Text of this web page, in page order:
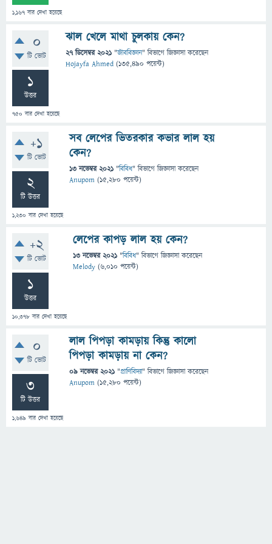
1,167 বার দেখা হয়েছে
0
টি ভোট
1
উত্তর
750 বার দেখা হয়েছে
ঝাল খেলে মাথা চুলকায় কেন?
27 ডিসেম্বর 2021 "জীববিজ্ঞান" বিভাগে জিজ্ঞাসাকরেছেন
Hojayfa Ahmed (135,490 পয়েন্ট)
+1
টি ভোট
2
টি উত্তর
1,230 বার দেখা হয়েছে
সব লেপের ভিতরকার কভার লাল হয়
কেন?
13 নভেম্বর 2021 "বিবিধ" বিভাগে জিজ্ঞাসাকরেছেন
Anupom (15,280 পয়েন্ট)
+2
টি ভোট
1
উত্তর
10,378 বার দেখা হয়েছে
লেপের কাপড় লাল হয় কেন?
13 নভেম্বর 2021 "বিবিধ" বিভাগে জিজ্ঞাসাকরেছেন
Melody (6,010 পয়েন্ট)
0
টি ভোট
3
টি উত্তর
1,649 বার দেখা হয়েছে
লাল পিপড়া কামড়ায় কিন্তু কালো
পিপড়া কামড়ায় না কেন?
09 নভেম্বর 2021 "প্রাণিবিদ্যা" বিভাগে জিজ্ঞাসাকরেছেন
Anupom (15,280 পয়েন্ট)